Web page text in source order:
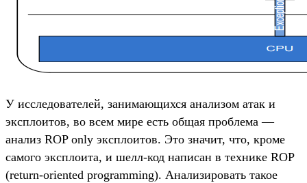
У исследователей, занимающихся анализом атак и
эксплоитов, во всем мире есть общая проблема —
анализ ROP only эксплоитов. Это значит, что, кроме
самого эксплоита, и шелл-код написан в технике ROP
(return-oriented programming). Анализировать такое